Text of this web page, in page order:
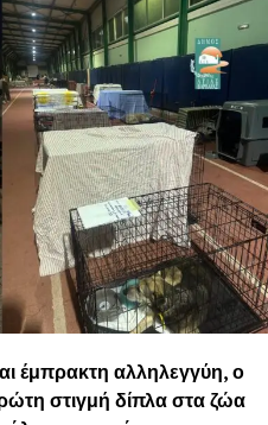
έμπρακτη αλληλεγγύη, ο
στιγμή δίπλα στα ζώα